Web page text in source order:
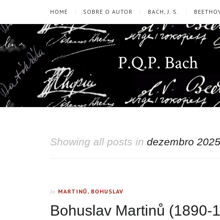
HOME SOBRE O AUTOR BACH, J. S.
P.Q.P. Bach
Showing all posts in dezembro 2025
In MARTINŮ, BOHUSLAV
Bohuslav Martinů (1890-